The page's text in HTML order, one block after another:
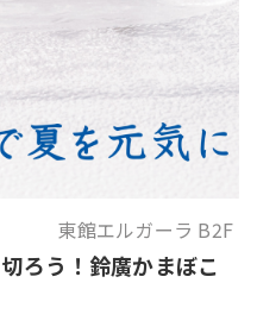
東館エルガーラ B2F
ろう！鈴廣かまぼこ